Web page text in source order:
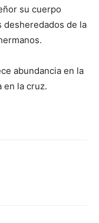
su cuerpo
de la
abundancia en la
en la cruz.